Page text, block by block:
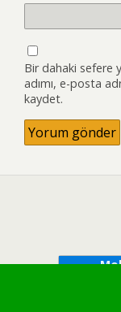
Bir dahaki sefere
adımı, e-posta
kaydet.